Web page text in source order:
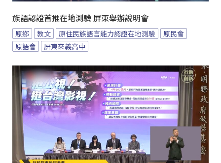
族語認證首推在地測驗 屏東舉辦說明會
原鄉 教文 原住民族語言能力認證在地測驗
原民會
原語會
屏東來義高中